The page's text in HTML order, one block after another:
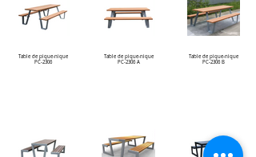
Table de pique-nique
PC-2306
Table de pique-nique
PC-2306 A
Table de pique-nique
PC-2306 B